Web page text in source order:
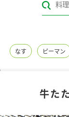
レシピカテゴリ
レシピ名特集
商品情報
なす ピーマン
牛た